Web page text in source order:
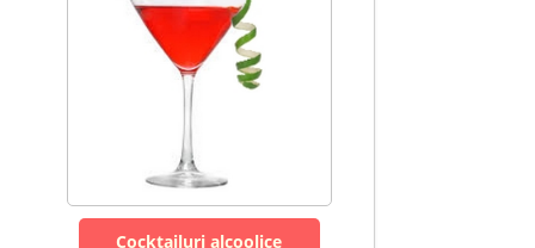
Cocktailuri alcoolice